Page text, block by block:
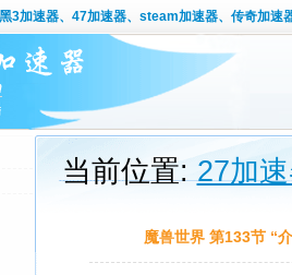
3加速器、47加速器、steam加速器、传奇加速
当前位置:27加
魔兽世界 第133节 “